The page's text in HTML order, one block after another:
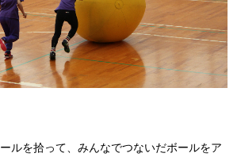
ルを拾って、みんなでつないだボールをア